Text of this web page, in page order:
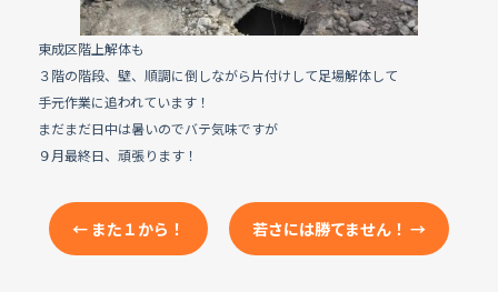
東成区階上解体も
３階の階段、壁、順調に倒しながら片付けして足場解体して
手元作業に追われています！
まだまだ日中は暑いのでバテ気味ですが
９月最終日、頑張ります！
←また１から！ 若さには勝てません！→